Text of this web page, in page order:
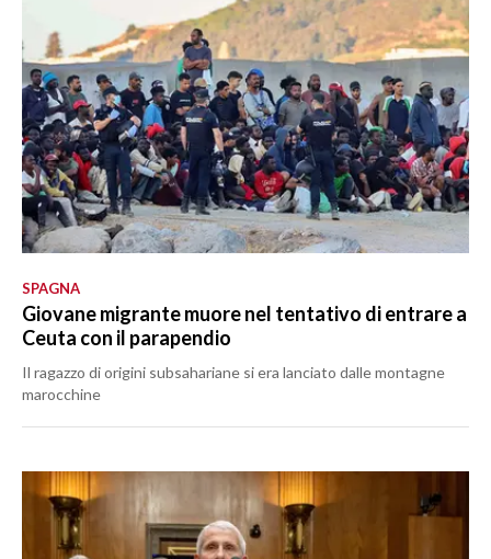
SPAGNA
Giovane migrante muore nel tentativo di entrare a
Ceuta con il parapendio
Il ragazzo di origini subsahariane si era lanciato dalle montagne
marocchine